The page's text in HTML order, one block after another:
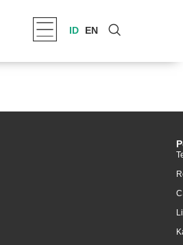
ID EN